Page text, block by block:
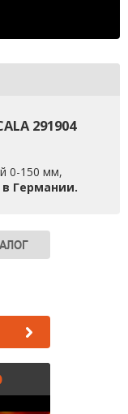
291904
0-150 мм,
в Германии.